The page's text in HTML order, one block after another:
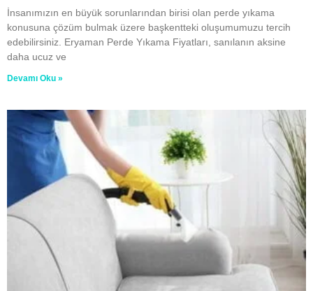
İnsanımızın en büyük sorunlarından birisi olan perde yıkama
konusuna çözüm bulmak üzere başkentteki oluşumumuzu tercih
edebilirsiniz. Eryaman Perde Yıkama Fiyatları, sanılanın aksine
daha ucuz ve
Devamı Oku »